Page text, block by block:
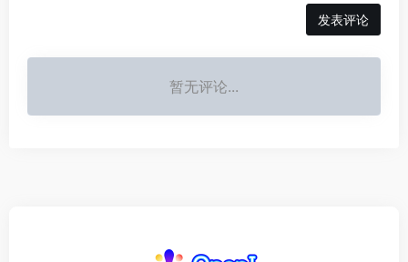
发表评论
暂无评论...